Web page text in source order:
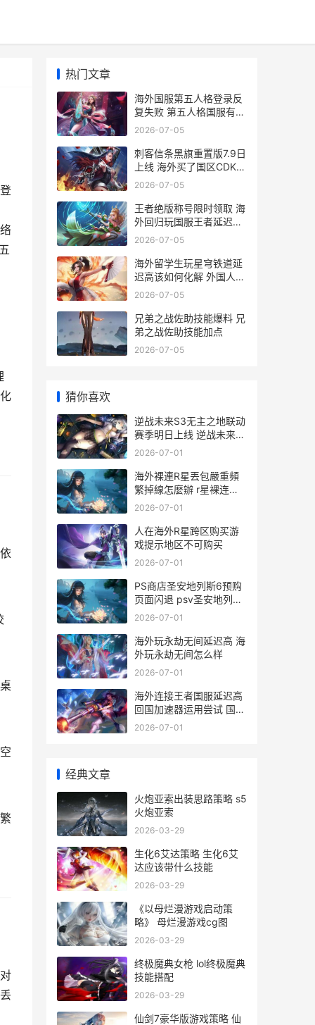
热门文章
海外国服第五人格登录反
复失败 第五人格国服有国
外玩家吗
2026-07-05
刺客信条黑旗重置版7.9日
上线 海外买了国区CDK但
是无法兑换如何化解 刺客
2026-07-05
王者绝版称号限时领取 海
外回归玩国服王者延迟高
登录不上如何办 王者稀有
2026-07-05
海外留学生玩星穹铁道延
迟高该如何化解 外国人玩
留学生
2026-07-05
兄弟之战佐助技能爆料 兄
弟之战佐助技能加点
2026-07-05
猜你喜欢
逆战未来S3无主之地联动
赛季明日上线 逆战未来战
士角色介绍
2026-07-01
海外裸連R星丟包嚴重頻
繁掉線怎麼辦 r星裸连可
以吗
2026-07-01
人在海外R星跨区购买游
戏提示地区不可购买
2026-07-01
PS商店圣安地列斯6预购
页面闪退 psv圣安地列斯
下载
2026-07-01
海外玩永劫无间延迟高 海
外玩永劫无间怎么样
2026-07-01
海外连接王者国服延迟高
回国加速器运用尝试 国外
登录王者荣耀
2026-07-01
经典文章
火炮亚索出装思路策略 s5
火炮亚索
2026-03-29
生化6艾达策略 生化6艾
达应该带什么技能
2026-03-29
《以母烂漫游戏启动策
略》 母烂漫游戏cg图
2026-03-29
终极魔典女枪 lol终极魔典
技能搭配
2026-03-29
仙剑7豪华版游戏策略 仙